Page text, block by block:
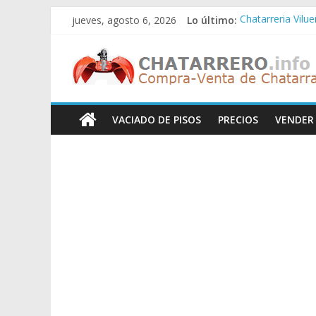
Saltar
contenido
jueves, agosto 6, 2026 Lo último: Chatarreria
Chatarreria
Chatarreria
Chatarreros
–
Precio
VACIADO DE PISOS PRECIOS